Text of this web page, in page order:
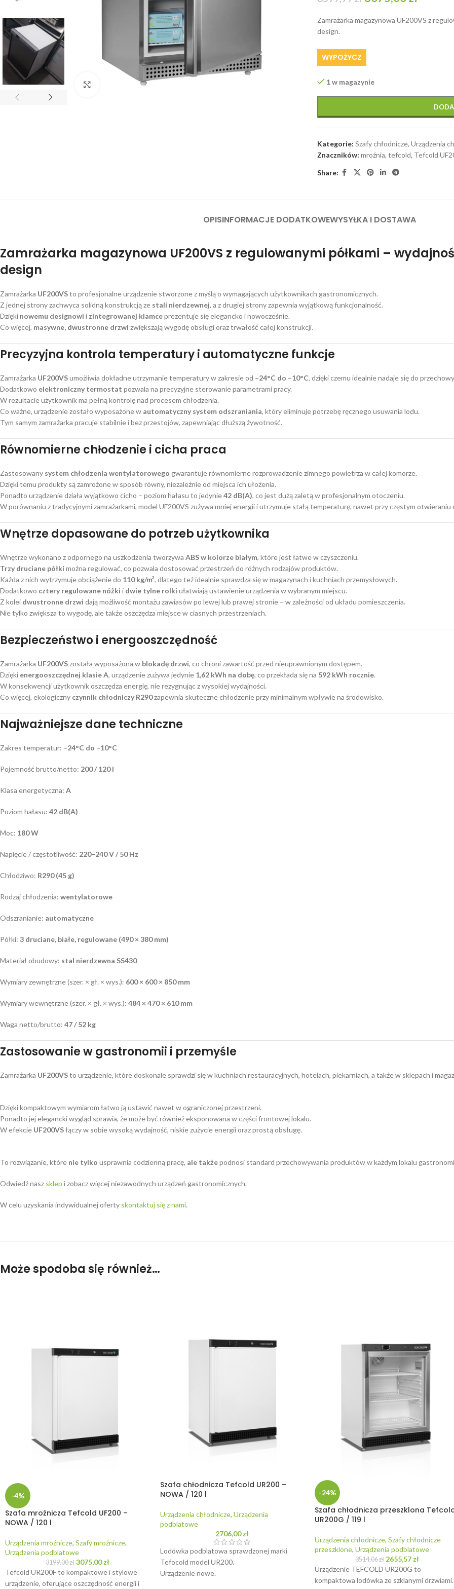
Kliknij, aby powiększyć
Zamrażarka magazynowa UF200VS z
design.
WYPOŻYCZ
1 w magazynie
Kategorie: Szafy chłodnicze, Urządzenia
Znaczników: mroźnia, tefcold, Tefcold
Share:
OPISINFORMACJE DODATKOWEWYSYŁKA I DOSTAWA
Zamrażarka magazynowa UF200VS z regulowanymi półkami –
design
Zamrażarka UF200VSto profesjonalne urządzenie stworzone z myślą o wymagających użytkownikach gastronomicznych.
Z jednej strony zachwyca solidną konstrukcją ze stali nierdzewnej, a z drugiej strony zapewnia wyjątkową funkcjonalność.
Dzięki nowemu designowi i zintegrowanej klamceprezentuje się elegancko i nowocześnie.
Co więcej, masywne, dwustronne drzwi zwiększają wygodę obsługi oraz trwałość całej konstrukcji.
Precyzyjna kontrola temperatury i automatyczne funkcje
Zamrażarka UF200VSumożliwia dokładne utrzymanie temperatury w zakresie od –24°C do –10°C, dzięki czemu idealnie nadaje się do
Dodatkowo elektroniczny termostat pozwala na precyzyjne sterowanie parametrami pracy.
W rezultacie użytkownik ma pełną kontrolę nad procesem chłodzenia.
Co ważne, urządzenie zostało wyposażone w automatyczny system odszraniania, który eliminuje potrzebę ręcznego usuwania lodu.
Tym samym zamrażarka pracuje stabilnie i bez przestojów, zapewniając dłuższą żywotność.
Równomierne chłodzenie i cicha praca
Zastosowany system chłodzenia wentylatorowego gwarantuje równomierne rozprowadzenie zimnego powietrza w całej komorze.
Dzięki temu produkty są zamrożone w sposób równy, niezależnie od miejsca ich ułożenia.
Ponadto urządzenie działa wyjątkowo cicho – poziom hałasu to jedynie42 dB(A), co jest dużą zaletą w profesjonalnym otoczeniu.
W porównaniu z tradycyjnymi zamrażarkami, model UF200VS zużywa mniej energii i utrzymuje stałą temperaturę, nawet przy częstym otwieraniu
Wnętrze dopasowane do potrzeb użytkownika
Wnętrze wykonano z odpornego na uszkodzenia tworzywa ABS w kolorze białym, które jest łatwe w czyszczeniu.
Trzy druciane półki można regulować, co pozwala dostosować przestrzeń do różnych rodzajów produktów.
Każda z nich wytrzymuje obciążenie do 110 kg/m², dlatego też idealnie sprawdza się w magazynach i kuchniach przemysłowych.
Dodatkowo cztery regulowane nóżki i dwie tylne rolki ułatwiają ustawienie urządzenia w wybranym miejscu.
Z kolei dwustronne drzwi dają możliwość montażu zawiasów po lewej lub prawej stronie – w zależności od układu pomieszczenia.
Nie tylko zwiększa to wygodę, ale także oszczędza miejsce w ciasnych przestrzeniach.
Bezpieczeństwo i energooszczędność
Zamrażarka UF200VSzostała wyposażona w blokadę drzwi, co chroni zawartość przed nieuprawnionym dostępem.
Dzięki energooszczędnej klasie A, urządzenie zużywa jedynie 1,62 kWh na dobę, co przekłada się na 592 kWh rocznie.
W konsekwencji użytkownik oszczędza energię, nie rezygnując z wysokiej wydajności.
Co więcej, ekologiczny czynnik chłodniczy R290zapewnia skuteczne chłodzenie przy minimalnym wpływie na środowisko.
Najważniejsze dane techniczne
Zakres temperatur: –24°C do –10°C
Pojemność brutto/netto: 200 / 120 l
Klasa energetyczna: A
Poziom hałasu: 42 dB(A)
Moc: 180 W
Napięcie / częstotliwość: 220–240 V / 50 Hz
Chłodziwo: R290 (45 g)
Rodzaj chłodzenia: wentylatorowe
Odszranianie: automatyczne
Półki: 3 druciane, białe, regulowane (490 × 380 mm)
Materiał obudowy: stal nierdzewna SS430
Wymiary zewnętrzne (szer. × gł. × wys.): 600 × 600 × 850 mm
Wymiary wewnętrzne (szer. × gł. × wys.): 484 × 470 × 610 mm
Waga netto/brutto: 47 / 52 kg
Zastosowanie w gastronomii i przemyśle
Zamrażarka UF200VSto urządzenie, które doskonale sprawdzi się w kuchniach restauracyjnych, hotelach, piekarniach, a także w sklepach i
Dzięki kompaktowym wymiarom łatwo ją ustawić nawet w ograniczonej przestrzeni.
Ponadto jej elegancki wygląd sprawia, że może być również eksponowana w części frontowej lokalu.
W efekcie UF200VSłączy w sobie wysoką wydajność, niskie zużycie energii oraz prostą obsługę.
To rozwiązanie, które nie tylko usprawnia codzienną pracę, ale takżepodnosi standard przechowywania produktów w każdym lokalu
Odwiedź nasz sklep i zobacz więcej niezawodnych urządzeń gastronomicznych.
W celu uzyskania indywidualnej oferty skontaktuj się z nami.
Może spodoba się również…
-4%
Szafa mroźnicza Tefcold UF200 –
NOWA / 120 l
Urządzenia mroźnicze, Szafy mroźnicze,
Urządzenia podblatowe
3199,00zł 3075,00zł
Tefcold UR200F to kompaktowe i stylowe
urządzenie, oferujące oszczędność energii i
Szafa chłodnicza Tefcold UR200 –
NOWA / 120 l
Urządzenia chłodnicze, Urządzenia
podblatowe
2706,00zł
Lodówka podblatowa sprawdzonej marki
Tefocold model UR200.
Urządzenie nowe.
-24%
Szafa chłodnicza przeszklona
UR200G / 119 l
Urządzenia chłodnicze, Szafy chłodnicze
przeszklone, Urządzenia podblatowe
3514,06zł 2655,57 zł
Urządzenie TEFCOLD UR200G to
kompaktowa lodówka ze szklanymi drzwiami.